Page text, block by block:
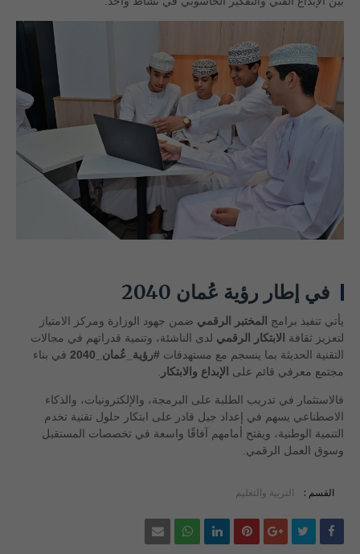
في إطار رؤية عُمان 2040
يأتي تنفيذ برامج المختبر الرقمي ضمن جهود الوزارة ومركز الامتياز
لتعزيز ثقافة
الابتكار الرقمي لدى الناشئة، وتنمية قدراتهم في مجالات
التقنية الحديثة بما ينسجم مع مستهدفات #رؤية_عُمان_2040
في بناء
مجتمع معرفي قائم على
الإبداع والابتكار
فالاستثمار في تدريب الطلبة على البرمجة، والإلكترونيات، والذكاء
الاصطناعي يسهم في إعداد جيل قادر على ابتكار حلول تقنية تخدم
التنمية الوطنية، ويفتح أمامهم آفاقًا واسعة في تخصصات المستقبل
وسوق العمل الرقمي.
القسم : التربية والتعليم